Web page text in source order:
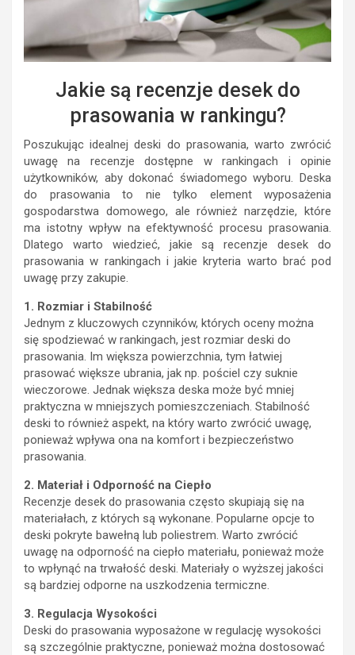
Jakie są recenzje desek do
prasowania w rankingu?
Poszukując idealnej deski do prasowania, warto zwrócić
uwagę na recenzje dostępne w rankingach i opinie
użytkowników, aby dokonać świadomego wyboru. Deska
do prasowania to nie tylko element wyposażenia
gospodarstwa domowego, ale również narzędzie, które
ma istotny wpływ na efektywność procesu prasowania.
Dlatego warto wiedzieć, jakie są recenzje desek do
prasowania w rankingach i jakie kryteria warto brać pod
uwagę przy zakupie.
1. Rozmiar i Stabilność
Jednym z kluczowych czynników, których oceny można
się spodziewać w rankingach, jest rozmiar deski do
prasowania. Im większa powierzchnia, tym łatwiej
prasować większe ubrania, jak np. pościel czy suknie
wieczorowe. Jednak większa deska może być mniej
praktyczna w mniejszych pomieszczeniach. Stabilność
deski to również aspekt, na który warto zwrócić uwagę,
ponieważ wpływa ona na komfort i bezpieczeństwo
prasowania.
2. Materiał i Odporność na Ciepło
Recenzje desek do prasowania często skupiają się na
materiałach, z których są wykonane. Popularne opcje to
deski pokryte bawełną lub poliestrem. Warto zwrócić
uwagę na odporność na ciepło materiału, ponieważ może
to wpłynąć na trwałość deski. Materiały o wyższej jakości
są bardziej odporne na uszkodzenia termiczne.
3. Regulacja Wysokości
Deski do prasowania wyposażone w regulację wysokości
są szczególnie praktyczne, ponieważ można dostosować